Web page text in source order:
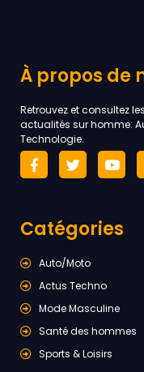
À propos de
Retrouvez et consultez
actualités sur homme:
Technologie.
Catégories
Auto/Moto
Actus Techno
Mode Masculine
Santé des hommes
Sports & Loisirs